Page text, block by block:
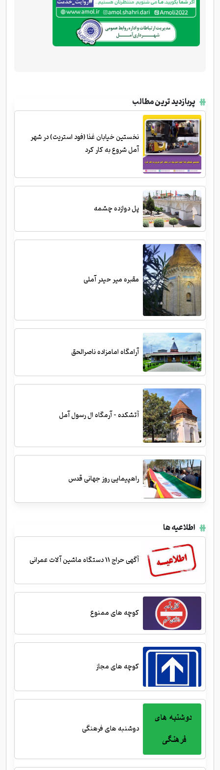
پربازدید ترین مطالب
نخستین خیابان غذا (فود استریت) در شهر
آمل شروع به کار کرد
پل دوازده چشمه
مقبره میر حیدر آملی
آرامگاه امامزاده ناصرالحق
آتشکده - آرمگاه ال رسول آمل
راهپیمایی روز جهانی قدس
اطلاعیه ها
آگهی حراج 11 دستگاه ماشین آلات عمرانی
کوچه های ممنوع
کوچه های مجاز
دوشنبه های فرهنگی